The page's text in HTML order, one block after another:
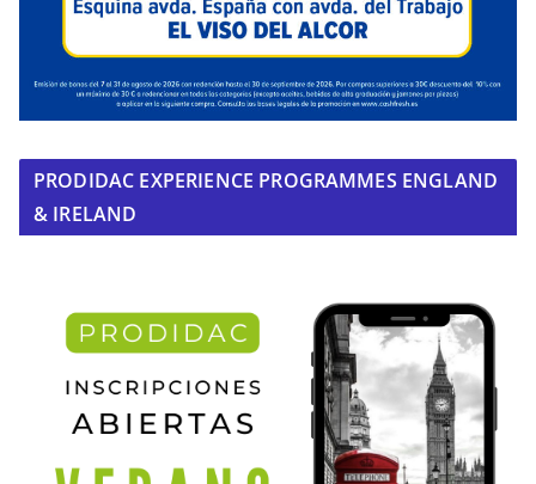
PRODIDAC EXPERIENCE PROGRAMMES ENGLAND
& IRELAND